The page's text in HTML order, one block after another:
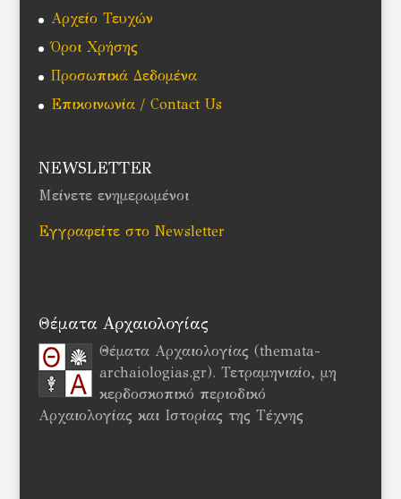
Αρχείο Τευχών
Όροι Χρήσης
Προσωπικά Δεδομένα
Επικοινωνία / Contact Us
NEWSLETTER
Μείνετε ενημερωμένοι
Εγγραφείτε στο Newsletter
Θέματα Αρχαιολογίας
Θέματα Αρχαιολογίας (themata-
archaiologias.gr). Τετραμηνιαίο, μη
κερδοσκοπικό περιοδικό
Αρχαιολογίας και Ιστορίας της Τέχνης